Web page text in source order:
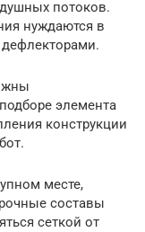
потоков.
нуждаются в
элемента
конструкции
месте,
составы
сеткой от